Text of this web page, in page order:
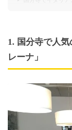
1. 国分寺で人
レーナ」